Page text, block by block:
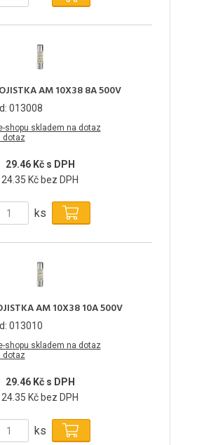
AM 10X38 8A 500V
013008
shopu skladem na dotaz
dotaz
29.46 Kč s DPH
24.35 Kč bez DPH
ks
AM 10X38 10A 500V
013010
shopu skladem na dotaz
dotaz
29.46 Kč s DPH
24.35 Kč bez DPH
ks